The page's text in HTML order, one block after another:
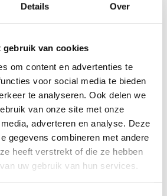
Details Over
gebruik van cookies
om content en advertenties te
voor social media te bieden
te analyseren. Ook delen we
van onze site met onze
adverteren en analyse. Deze
gegevens combineren met andere
heeft verstrekt of die ze hebben
uw gebruik van hun services.